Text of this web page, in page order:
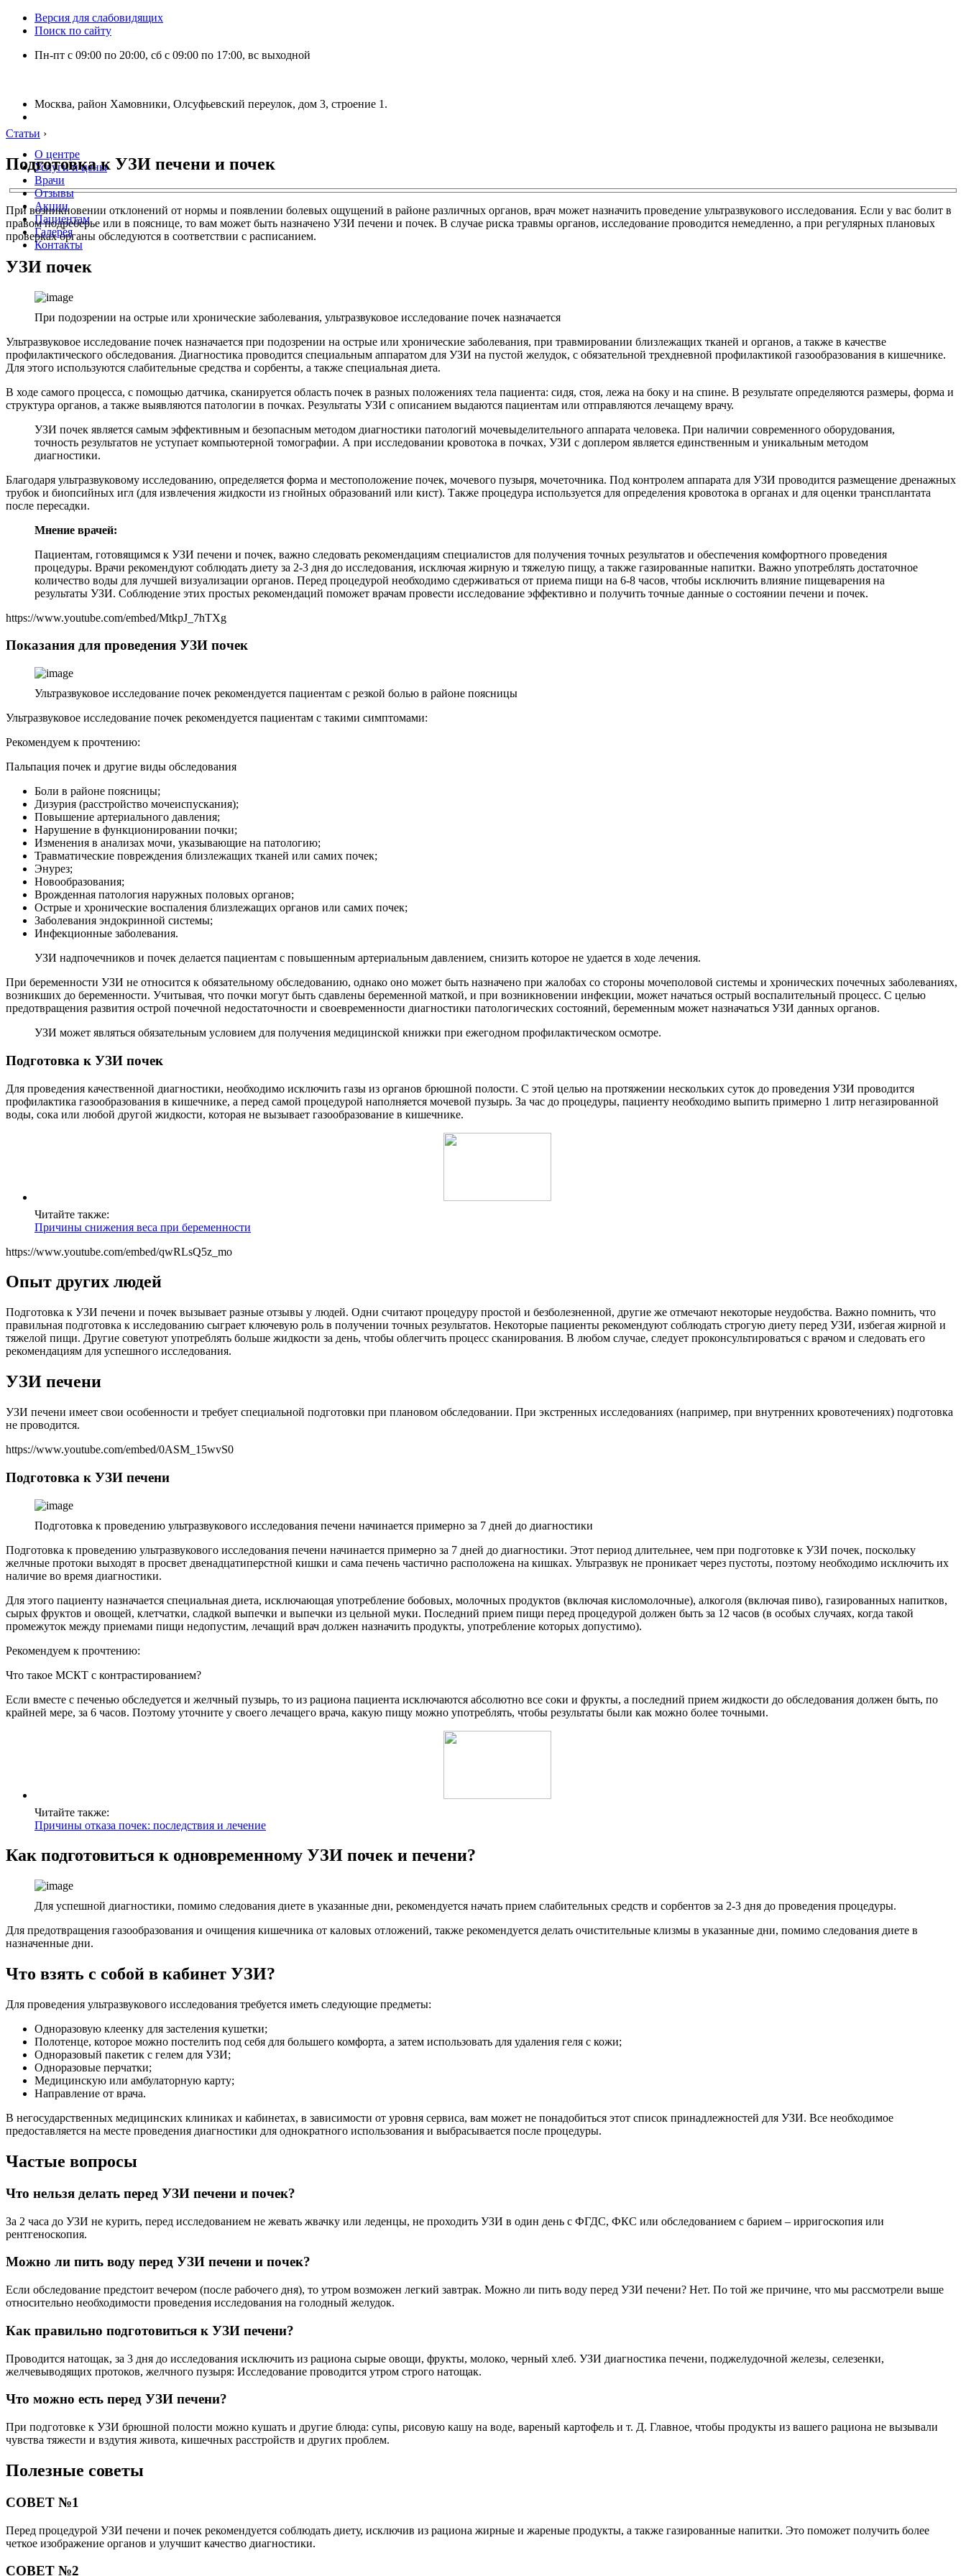
Версия для слабовидящих
Поиск по сайту
Пн-пт с 09:00 по 20:00, сб с 09:00 по 17:00, вс выходной
Москва, район Хамовники, Олсуфьевский переулок, дом 3, строение 1.
О центре
Услуги и цены
Врачи
Отзывы
Акции
Пациентам
Галерея
Контакты
Статьи ›
Подготовка к УЗИ печени и почек
При возникновении отклонений от нормы и появлении болевых ощущений в районе различных органов, врач может назначить проведение ультразвукового исследования. Если у вас болит в
правом подреберье или в пояснице, то вам может быть назначено УЗИ печени и почек. В случае риска травмы органов, исследование проводится немедленно, а при регулярных плановых
проверках органы обследуются в соответствии с расписанием.
УЗИ почек
При подозрении на острые или хронические заболевания, ультразвуковое исследование почек назначается
Ультразвуковое исследование почек назначается при подозрении на острые или хронические заболевания, при травмировании близлежащих тканей и органов, а также в качестве
профилактического обследования. Диагностика проводится специальным аппаратом для УЗИ на пустой желудок, с обязательной трехдневной профилактикой газообразования в кишечнике.
Для этого используются слабительные средства и сорбенты, а также специальная диета.
В ходе самого процесса, с помощью датчика, сканируется область почек в разных положениях тела пациента: сидя, стоя, лежа на боку и на спине. В результате определяются размеры, форма и
структура органов, а также выявляются патологии в почках. Результаты УЗИ с описанием выдаются пациентам или отправляются лечащему врачу.
УЗИ почек является самым эффективным и безопасным методом диагностики патологий мочевыделительного аппарата человека. При наличии современного оборудования,
точность результатов не уступает компьютерной томографии. А при исследовании кровотока в почках, УЗИ с доплером является единственным и уникальным методом
диагностики.
Благодаря ультразвуковому исследованию, определяется форма и местоположение почек, мочевого пузыря, мочеточника. Под контролем аппарата для УЗИ проводится размещение дренажных
трубок и биопсийных игл (для извлечения жидкости из гнойных образований или кист). Также процедура используется для определения кровотока в органах и для оценки трансплантата
после пересадки.
Мнение врачей:
Пациентам, готовящимся к УЗИ печени и почек, важно следовать рекомендациям специалистов для получения точных результатов и обеспечения комфортного проведения
процедуры. Врачи рекомендуют соблюдать диету за 2-3 дня до исследования, исключая жирную и тяжелую пищу, а также газированные напитки. Важно употреблять достаточное
количество воды для лучшей визуализации органов. Перед процедурой необходимо сдерживаться от приема пищи на 6-8 часов, чтобы исключить влияние пищеварения на
результаты УЗИ. Соблюдение этих простых рекомендаций поможет врачам провести исследование эффективно и получить точные данные о состоянии печени и почек.
https://www.youtube.com/embed/MtkpJ_7hTXg
Показания для проведения УЗИ почек
Ультразвуковое исследование почек рекомендуется пациентам с резкой болью в районе поясницы
Ультразвуковое исследование почек рекомендуется пациентам с такими симптомами:
Рекомендуем к прочтению:
Пальпация почек и другие виды обследования
Боли в районе поясницы;
Дизурия (расстройство мочеиспускания);
Повышение артериального давления;
Нарушение в функционировании почки;
Изменения в анализах мочи, указывающие на патологию;
Травматические повреждения близлежащих тканей или самих почек;
Энурез;
Новообразования;
Врожденная патология наружных половых органов;
Острые и хронические воспаления близлежащих органов или самих почек;
Заболевания эндокринной системы;
Инфекционные заболевания.
УЗИ надпочечников и почек делается пациентам с повышенным артериальным давлением, снизить которое не удается в ходе лечения.
При беременности УЗИ не относится к обязательному обследованию, однако оно может быть назначено при жалобах со стороны мочеполовой системы и хронических почечных заболеваниях,
возникших до беременности. Учитывая, что почки могут быть сдавлены беременной маткой, и при возникновении инфекции, может начаться острый воспалительный процесс. С целью
предотвращения развития острой почечной недостаточности и своевременности диагностики патологических состояний, беременным может назначаться УЗИ данных органов.
УЗИ может являться обязательным условием для получения медицинской книжки при ежегодном профилактическом осмотре.
Подготовка к УЗИ почек
Для проведения качественной диагностики, необходимо исключить газы из органов брюшной полости. С этой целью на протяжении нескольких суток до проведения УЗИ проводится
профилактика газообразования в кишечнике, а перед самой процедурой наполняется мочевой пузырь. За час до процедуры, пациенту необходимо выпить примерно 1 литр негазированной
воды, сока или любой другой жидкости, которая не вызывает газообразование в кишечнике.
Читайте также:
Причины снижения веса при беременности
https://www.youtube.com/embed/qwRLsQ5z_mo
Опыт других людей
Подготовка к УЗИ печени и почек вызывает разные отзывы у людей. Одни считают процедуру простой и безболезненной, другие же отмечают некоторые неудобства. Важно помнить, что
правильная подготовка к исследованию сыграет ключевую роль в получении точных результатов. Некоторые пациенты рекомендуют соблюдать строгую диету перед УЗИ, избегая жирной и
тяжелой пищи. Другие советуют употреблять больше жидкости за день, чтобы облегчить процесс сканирования. В любом случае, следует проконсультироваться с врачом и следовать его
рекомендациям для успешного исследования.
УЗИ печени
УЗИ печени имеет свои особенности и требует специальной подготовки при плановом обследовании. При экстренных исследованиях (например, при внутренних кровотечениях) подготовка
не проводится.
https://www.youtube.com/embed/0ASM_15wvS0
Подготовка к УЗИ печени
Подготовка к проведению ультразвукового исследования печени начинается примерно за 7 дней до диагностики
Подготовка к проведению ультразвукового исследования печени начинается примерно за 7 дней до диагностики. Этот период длительнее, чем при подготовке к УЗИ почек, поскольку
желчные протоки выходят в просвет двенадцатиперстной кишки и сама печень частично расположена на кишках. Ультразвук не проникает через пустоты, поэтому необходимо исключить их
наличие во время диагностики.
Для этого пациенту назначается специальная диета, исключающая употребление бобовых, молочных продуктов (включая кисломолочные), алкоголя (включая пиво), газированных напитков,
сырых фруктов и овощей, клетчатки, сладкой выпечки и выпечки из цельной муки. Последний прием пищи перед процедурой должен быть за 12 часов (в особых случаях, когда такой
промежуток между приемами пищи недопустим, лечащий врач должен назначить продукты, употребление которых допустимо).
Рекомендуем к прочтению:
Что такое МСКТ с контрастированием?
Если вместе с печенью обследуется и желчный пузырь, то из рациона пациента исключаются абсолютно все соки и фрукты, а последний прием жидкости до обследования должен быть, по
крайней мере, за 6 часов. Поэтому уточните у своего лечащего врача, какую пищу можно употреблять, чтобы результаты были как можно более точными.
Читайте также:
Причины отказа почек: последствия и лечение
Как подготовиться к одновременному УЗИ почек и печени?
Для успешной диагностики, помимо следования диете в указанные дни, рекомендуется начать прием слабительных средств и сорбентов за 2-3 дня до проведения процедуры.
Для предотвращения газообразования и очищения кишечника от каловых отложений, также рекомендуется делать очистительные клизмы в указанные дни, помимо следования диете в
назначенные дни.
Что взять с собой в кабинет УЗИ?
Для проведения ультразвукового исследования требуется иметь следующие предметы:
Одноразовую клеенку для застеления кушетки;
Полотенце, которое можно постелить под себя для большего комфорта, а затем использовать для удаления геля с кожи;
Одноразовый пакетик с гелем для УЗИ;
Одноразовые перчатки;
Медицинскую или амбулаторную карту;
Направление от врача.
В негосударственных медицинских клиниках и кабинетах, в зависимости от уровня сервиса, вам может не понадобиться этот список принадлежностей для УЗИ. Все необходимое
предоставляется на месте проведения диагностики для однократного использования и выбрасывается после процедуры.
Частые вопросы
Что нельзя делать перед УЗИ печени и почек?
За 2 часа до УЗИ не курить, перед исследованием не жевать жвачку или леденцы, не проходить УЗИ в один день с ФГДС, ФКС или обследованием с барием – ирригоскопия или
рентгеноскопия.
Можно ли пить воду перед УЗИ печени и почек?
Если обследование предстоит вечером (после рабочего дня), то утром возможен легкий завтрак. Можно ли пить воду перед УЗИ печени? Нет. По той же причине, что мы рассмотрели выше
относительно необходимости проведения исследования на голодный желудок.
Как правильно подготовиться к УЗИ печени?
Проводится натощак, за 3 дня до исследования исключить из рациона сырые овощи, фрукты, молоко, черный хлеб. УЗИ диагностика печени, поджелудочной железы, селезенки,
желчевыводящих протоков, желчного пузыря: Исследование проводится утром строго натощак.
Что можно есть перед УЗИ печени?
При подготовке к УЗИ брюшной полости можно кушать и другие блюда: супы, рисовую кашу на воде, вареный картофель и т. Д. Главное, чтобы продукты из вашего рациона не вызывали
чувства тяжести и вздутия живота, кишечных расстройств и других проблем.
Полезные советы
СОВЕТ №1
Перед процедурой УЗИ печени и почек рекомендуется соблюдать диету, исключив из рациона жирные и жареные продукты, а также газированные напитки. Это поможет получить более
четкое изображение органов и улучшит качество диагностики.
СОВЕТ №2